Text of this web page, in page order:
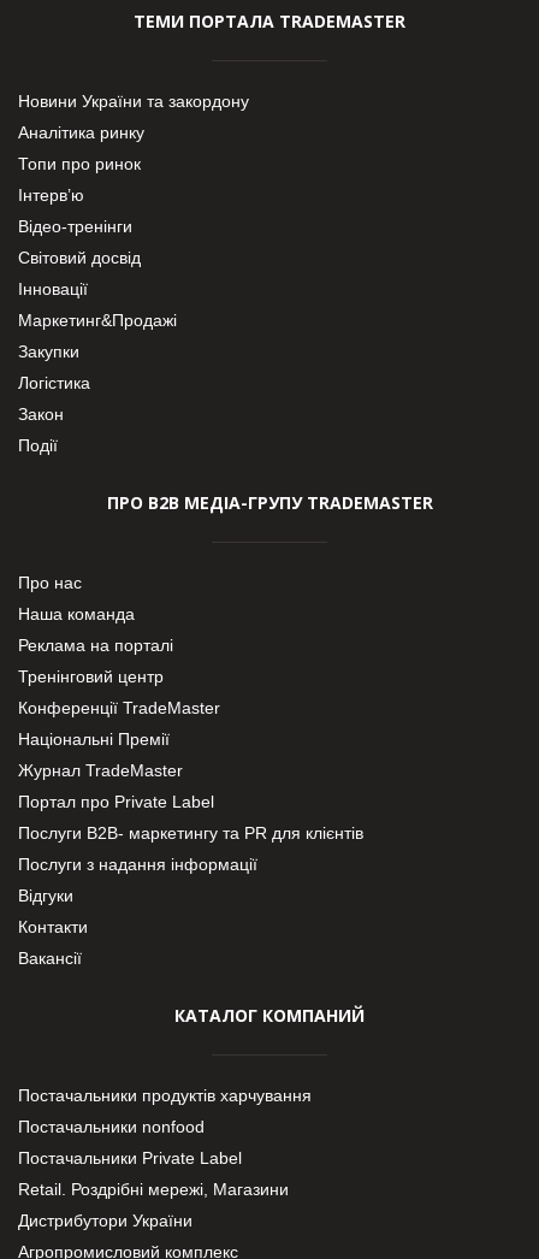
ТЕМИ ПОРТАЛА TRADEMASTER
Новини України та закордону
Аналітика ринку
Топи про ринок
Інтерв’ю
Відео-тренінги
Світовий досвід
Інновації
Маркетинг&Продажі
Закупки
Логістика
Закон
Події
ПРО В2В МЕДІА-ГРУПУ TRADEMASTER
Про нас
Наша команда
Реклама на порталі
Тренінговий центр
Конференції TradeMaster
Національні Премії
Журнал TradeMaster
Портал про Private Label
Послуги В2В- маркетингу та PR для клієнтів
Послуги з надання інформації
Відгуки
Контакти
Вакансії
КАТАЛОГ КОМПАНИЙ
Постачальники продуктів харчування
Постачальники nonfood
Постачальники Private Label
Retail. Роздрібні мережі, Магазини
Дистрибутори України
Агропромисловий комплекс